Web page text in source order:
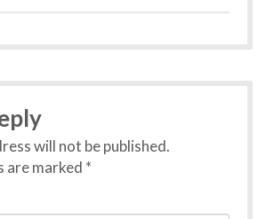
will not be published.
are marked *